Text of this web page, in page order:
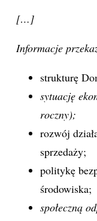
[…]
Informacje
strukturę
sytuację
roczny);
rozwój
sprzedaży;
politykę
środowiska;
społeczną